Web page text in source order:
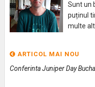
Sunt un
puținul
multe
ARTICOL MAI NOU
Conferinta Juniper Day